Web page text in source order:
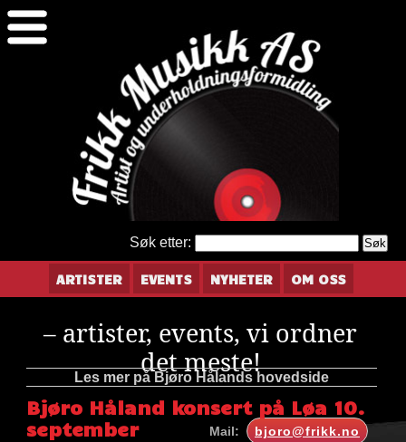
Søk etter:
ARTISTER EVENTS NYHETER OM OSS
– artister, events, vi ordner
det meste!
Les mer på Bjøro Hålands hovedside
Bjøro Håland konsert på Løa 10.
september
bjoro@frikk.no
Mail: